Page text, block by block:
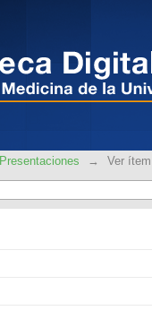
Presentaciones → Ver ítem